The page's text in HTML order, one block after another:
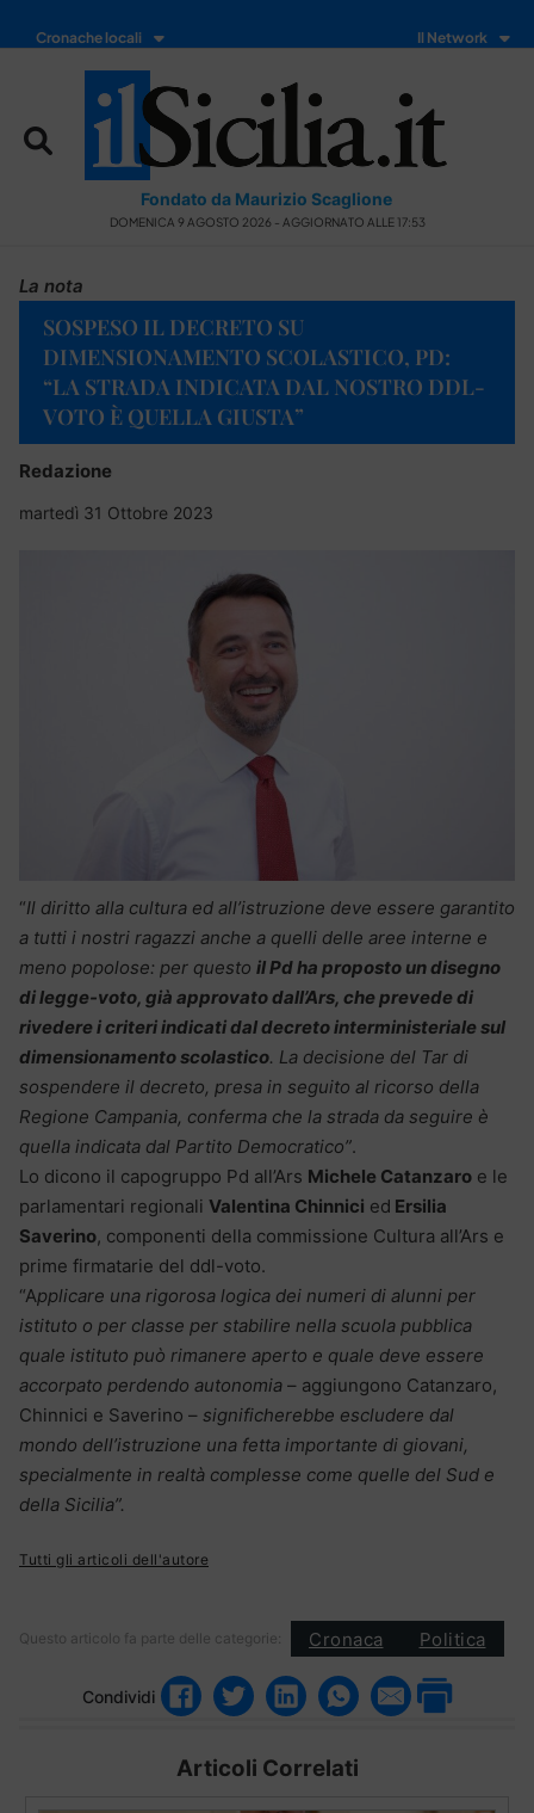
Cronache locali Il Network
Fondato da Maurizio Scaglione
DOMENICA 9 AGOSTO 2026 - AGGIORNATO ALLE 17:53
La nota
SOSPESO IL DECRETO SU
DIMENSIONAMENTO SCOLASTICO, PD:
“LA STRADA INDICATA DAL NOSTRO DDL-
VOTO È QUELLA GIUSTA”
Redazione
martedì 31 Ottobre 2023
“Il diritto alla cultura ed all’istruzione deve essere garantito
a tutti i nostri ragazzi anche a quelli delle aree interne e
meno popolose: per questo il Pd ha proposto un disegno
di legge-voto, già approvato dall’Ars, che prevede di
rivedere i criteri indicati dal decreto interministeriale sul
dimensionamento scolastico. La decisione del Tar di
sospendere il decreto, presa in seguito al ricorso della
Regione Campania, conferma che la strada da seguire è
quella indicata dal Partito Democratico”.
Lo dicono il capogruppo Pd all’Ars Michele Catanzaro e le
parlamentari regionali Valentina Chinnici ed Ersilia
Saverino, componenti della commissione Cultura all’Ars e
prime firmatarie del ddl-voto.
“Applicare una rigorosa logica dei numeri di alunni per
istituto o per classe per stabilire nella scuola pubblica
quale istituto può rimanere aperto e quale deve essere
accorpato perdendo autonomia – aggiungono Catanzaro,
Chinnici e Saverino – significherebbe escludere dal
mondo dell’istruzione una fetta importante di giovani,
specialmente in realtà complesse come quelle del Sud e
della Sicilia”.
Tutti gli articoli dell'autore
Questo articolo fa parte delle categorie: Cronaca Politica
Condividi
Articoli Correlati